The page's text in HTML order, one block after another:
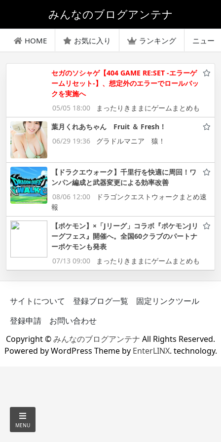
みんなのブログアンテナ
HOME お気に入り ランキング ニュー
セガのソシャゲ【404 GAME RE:SET -エラーゲ
ームリセット-】、想定外のエラーでロールバッ
クを実施へ
05/05 18:00
まったりきままにゲームまとめも
葉月くれあちゃん Fruit ＆ Fresh！
06/29 19:36
グラドルマニア 猿！
【ドラクエウォーク】千里行を快適に周回！ワ
ンパン編成と武器変更による効率改善
08/06 12:00
ドラゴンクエストウォークまとめ速
報
【ポケモン】×「Jリーグ」コラボ『ポケモンJリ
ーグフェス』開催へ。全国60クラブのパートナ
ーポケモンも発表
07/13 09:00
まったりきままにゲームまとめも
サイトについて 登録ブログ一覧
固定リンクツール
登録申請
お問い合わせ
Copyright ©みんなのブログアンテナ All Rights Reserved.
Powered by WordPress Theme by EnterLINX. technology.
MENU